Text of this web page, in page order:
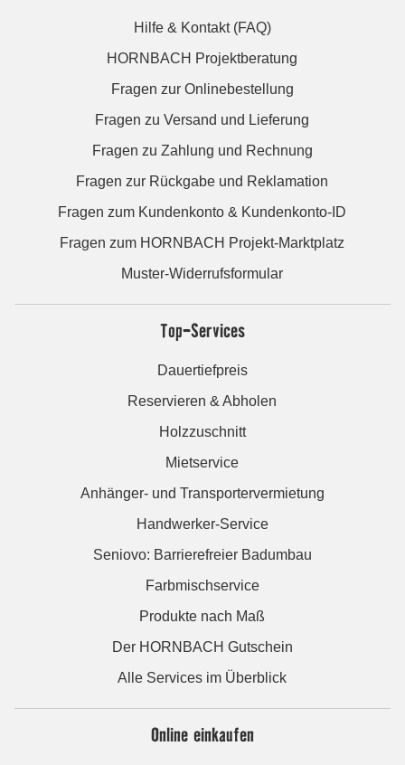
Hilfe & Kontakt (FAQ)
HORNBACH Projektberatung
Fragen zur Onlinebestellung
Fragen zu Versand und Lieferung
Fragen zu Zahlung und Rechnung
Fragen zur Rückgabe und Reklamation
Fragen zum Kundenkonto & Kundenkonto-ID
Fragen zum HORNBACH Projekt-Marktplatz
Muster-Widerrufsformular
Top-Services
Dauertiefpreis
Reservieren & Abholen
Holzzuschnitt
Mietservice
Anhänger- und Transportervermietung
Handwerker-Service
Seniovo: Barrierefreier Badumbau
Farbmischservice
Produkte nach Maß
Der HORNBACH Gutschein
Alle Services im Überblick
Online einkaufen